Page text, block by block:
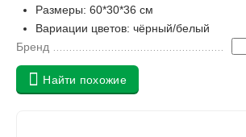
Размеры: 60*30*36 см
Вариации цветов: чёрный/белый
Бренд
Найти похожие